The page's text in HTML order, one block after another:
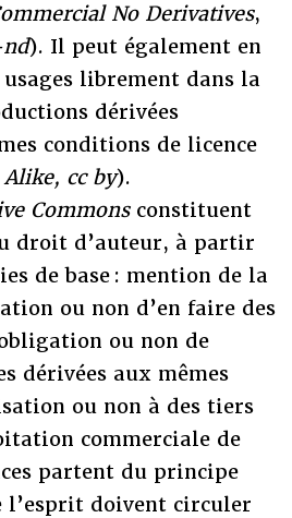
No Derivatives,
). Il peut également en
librement dans la
dérivées
conditions de licence
cc by).
Commonsconstituent
droit d’auteur, à partir
de base : mention de la
ou non d’en faire des
ou non de
dérivées aux mêmes
ou non à des tiers
commerciale de
partent du principe
l’esprit doivent circuler